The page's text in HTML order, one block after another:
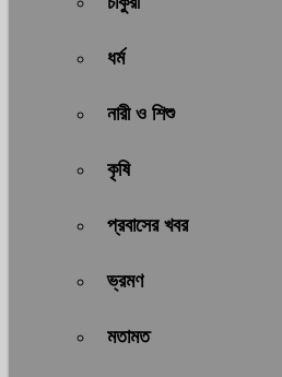
ধর্ম
নারী ও শিশু
কৃষি
প্রবাসের খবর
ভ্রমণ
মতামত